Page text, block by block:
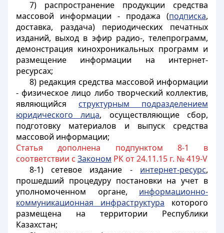
7) распространение продукции средства
массовой информации - продажа (подписка,
доставка, раздача) периодических печатных
изданий, выход в эфир радио-, телепрограмм,
демонстрация кинохроникальных программ и
размещение информации на интернет-
ресурсах;
8) редакция средства массовой информации
- физическое лицо либо творческий коллектив,
являющийся структурным подразделением
юридического лица, осуществляющие сбор,
подготовку материалов и выпуск средства
массовой информации;
Статья дополнена подпунктом 8-1 в
соответствии с Законом РК от 24.11.15 г. № 419-V
8-1) сетевое издание - интернет-ресурс,
прошедший процедуру постановки на учет в
уполномоченном органе, информационно-
коммуникационная инфраструктура которого
размещена на территории Республики
Казахстан;